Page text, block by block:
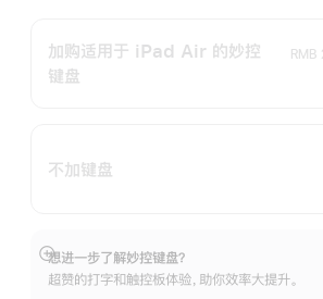
加购适用于 iPad Air 的妙控
键盘
RMB
不加键盘
想进一步了解妙控键盘？
超赞的打字和触控板体验，助你效率大提升。
展
开